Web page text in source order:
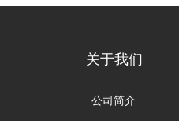
公司简介
关于我们